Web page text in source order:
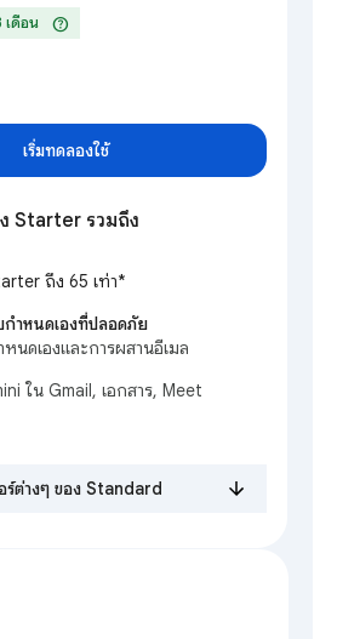
เดือน help
เริ่มทดลองใช้
Starter รวมถึง
ถึง 65 เท่า*
กำหนดเองที่ปลอดภัย
หนดเองและการผสานอีเมล
ใน Gmail, เอกสาร, Meet
ร์ต่างๆ ของ Standard